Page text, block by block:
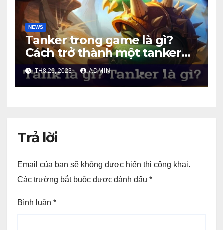
NEWS
Tanker trong game là gì?
Cách trở thành một tanker
tốtTH8 26, 2023 ADMIN
Trả lời
Email của bạn sẽ không được hiển thị công khai.
Các trường bắt buộc được đánh dấu *
Bình luận *